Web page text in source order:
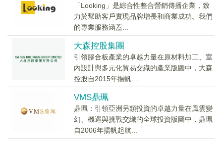
「Looking」是綜合性整合營銷傳播企業，致
力於幫助客戶實現品牌增長和商業成功。我們
的專業服務涵蓋...
大森控股集團
引領膠合板產業的卓越力量在原材料加工、室
內設計與多元化貿易交織的產業版圖中，大森
控股自2015年揚帆...
VMS鼎珮
鼎珮：引領亞洲另類投資的卓越力量在風雲變
幻、機遇與挑戰交織的全球投資版圖中，鼎珮
自2006年揚帆起航...